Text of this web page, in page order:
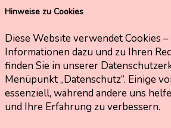
Hinweise zu Cookies
Diese Website verwendet Cookies
Informationen dazu und zu Ihren
finden Sie in unserer
Menüpunkt „Datenschutz“. Einige
essenziell, während andere uns
und Ihre Erfahrung zu verbessern.